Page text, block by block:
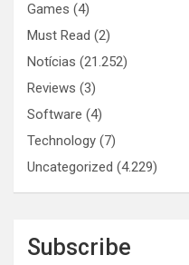
Games (4)
Must Read (2)
Notícias (21.252)
Reviews (3)
Software (4)
Technology (7)
Uncategorized (4.229)
Subscribe